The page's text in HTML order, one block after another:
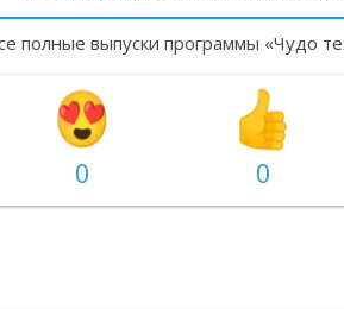
полные выпуски программы «Чудо
0 0